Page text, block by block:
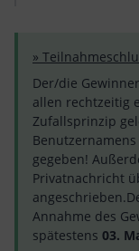
»
Der/die
allen rechtzeitig
Zufallsprinzip
gegeben!
Privatnachricht
Annahme des
spätestens 03.